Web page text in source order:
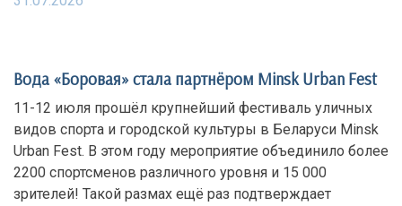
Вода «Боровая» стала партнёром Minsk Urban Fest
11-12 июля прошёл крупнейший фестиваль уличных
видов спорта и городской культуры в Беларуси Minsk
Urban Fest. В этом году мероприятие объединило более
2200 спортсменов различного уровня и 15 000
зрителей! Такой размах ещё раз подтверждает